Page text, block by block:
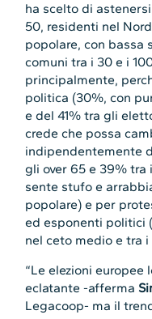
ha scelto di
50, residenti nel
popolare, con bassa
comuni tra i 30 e i
principalmente,
politica (30%, con
e del 41% tra gli
crede che possa
indipendentemente
gli over 65 e 39% tra
sente stufo e
popolare) e per
ed esponenti politici
nel ceto medio e tra i
“Le elezioni europee
eclatante -afferma
Legacoop- ma il